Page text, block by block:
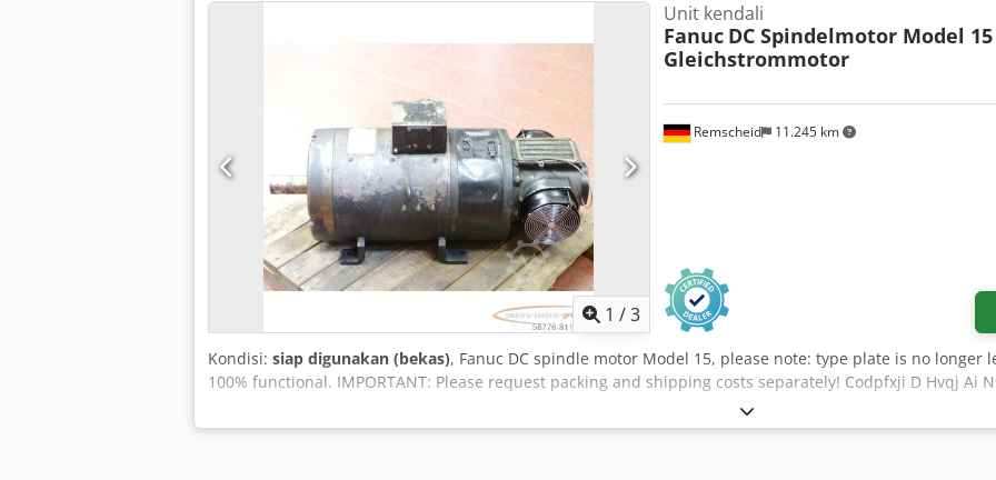
1 /3
Remscheid 11.245 km
Unit kendali
Fanuc DC Spindelmotor Model 15
Gleichstrommotor
Kondisi: siap digunakan (bekas), Fanuc DC spindle motor Model 15, please note: type plate is no longer
100% functional. IMPORTANT: Please request packing and shipping costs separately! Codpfxji D Hvqj Ai